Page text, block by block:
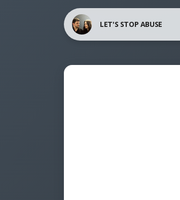
LET'S STOP ABUSE